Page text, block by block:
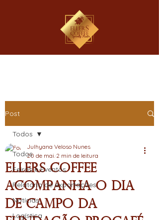
Post
Todos
Feiras e Eventos
Relatório de exportações
Notícias
Logística
Todos
EllerS Coffee
acompanha o Dia
de Campo da
Julhyana Veloso Nunes
20 de mai. 2 min de leitura